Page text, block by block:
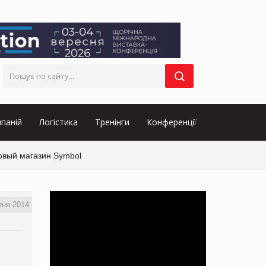
Логістика Тренінги Конференції
магазин Symbol
2014